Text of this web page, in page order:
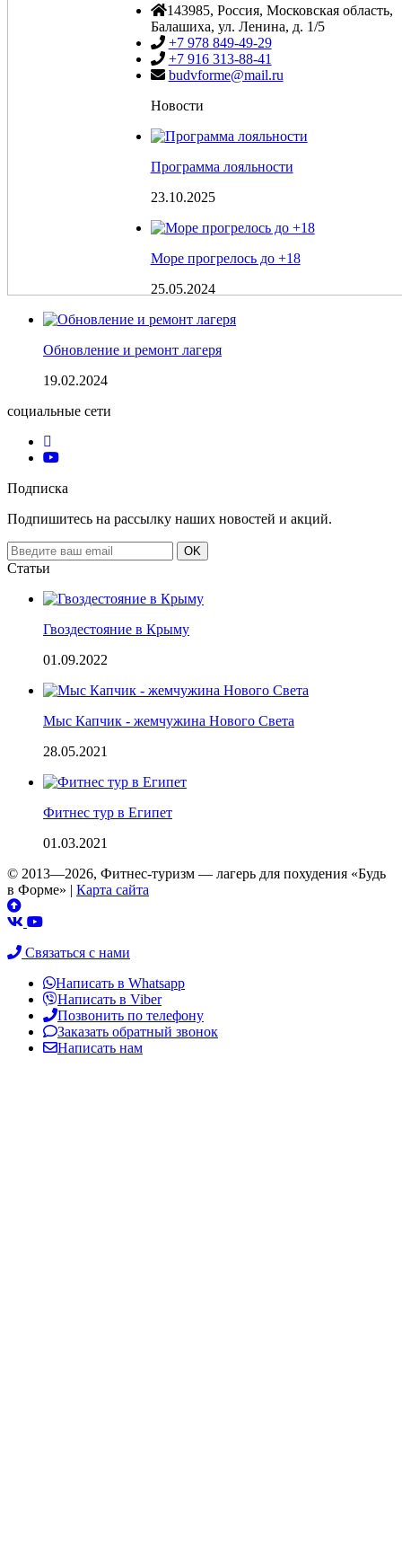
143985, Россия, Московская область,
Балашиха, ул. Ленина, д. 1/5
+7 978 849-49-29
+7 916 313-88-41
budvforme@mail.ru
Новости
Программа лояльности
23.10.2025
Море прогрелось до +18
25.05.2024
Обновление и ремонт лагеря
19.02.2024
социальные сети
Подписка
Подпишитесь на рассылку наших новостей и акций.
Email
address
OK
Статьи
Гвоздестояние в Крыму
01.09.2022
Мыс Капчик - жемчужина Нового Света
28.05.2021
Фитнес тур в Египет
01.03.2021
© 2013—2026, Фитнес-туризм — лагерь для похудения «Будь
в Форме» | Карта сайта
Связаться с нами
Написать в Whatsapp
Написать в Viber
Позвонить по телефону
Заказать обратный звонок
Написать нам